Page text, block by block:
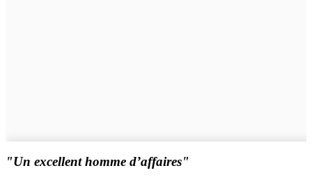
"Un excellent homme d’affaires"